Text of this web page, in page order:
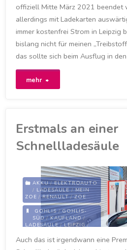
offiziell Mitte März 2021 beendet
allerdings mit Ladekarten
immer kostenfrei Strom in Leipzig
bislang nicht für meinen
das sollte sich beim Ausflug in
mehr
erstmals
für
Ladestrom
zahlen"
Erstmals an einer
Schnellladesäule
AKKU / ELEKTROAUTO
/ LADESÄULE / MEIN
ZOE / RENAULT / ZOE
GOHLIS/GOHLIS-
SÜD/KAUFLAND/
LADESÄULE/LEIPZIG/
SCHNELLLADESÄULE
Auch das ist irgendwann eine